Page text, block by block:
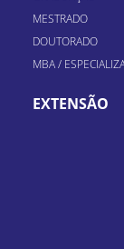
MESTRADO
DOUTORADO
MBA /
EXTENSÃO